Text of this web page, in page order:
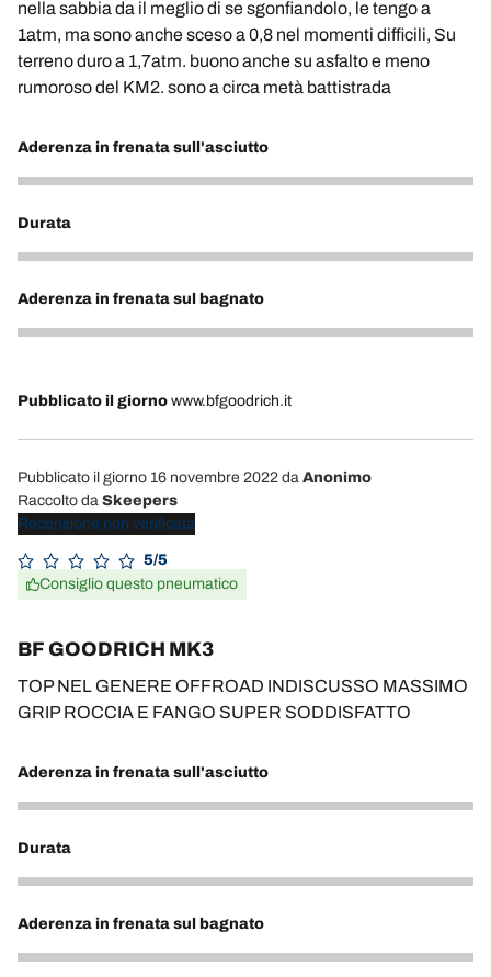
nella sabbia da il meglio di se sgonfiandolo, le tengo a
1atm, ma sono anche sceso a 0,8 nel momenti difficili, Su
terreno duro a 1,7atm. buono anche su asfalto e meno
rumoroso del KM2. sono a circa metà battistrada
Aderenza in frenata sull'asciutto
5
Durata
4
Aderenza in frenata sul bagnato
4
Pubblicato il giorno www.bfgoodrich.it
Pubblicato il giorno 16 novembre 2022 da Anonimo
Raccolto da Skeepers
Recensione non verificata
5/5
Consiglio questo pneumatico
BF GOODRICH MK3
TOP NEL GENERE OFFROAD INDISCUSSO MASSIMO
GRIP ROCCIA E FANGO SUPER SODDISFATTO
Aderenza in frenata sull'asciutto
5
Durata
4
Aderenza in frenata sul bagnato
3